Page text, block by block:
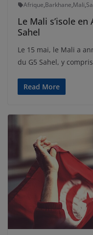
Afrique,Barkhane,Mali,
Le Mali s’isole
Sahel
Le 15 mai, le Mali a
du G5 Sahel, y
Read More